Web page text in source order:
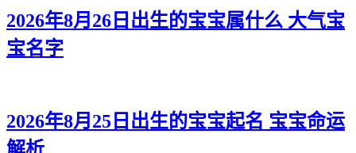
2026年8月26日出生的宝宝属什么 大气宝
宝名字
2026年8月25日出生的宝宝起名 宝宝命运